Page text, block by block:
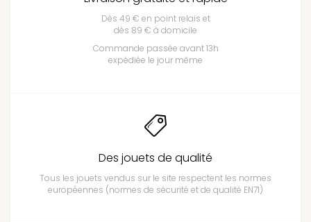
Dès 49 € en point relais et
dès 89 € à domicile
Commande passée avant 13h
expédiée le jour même
Des jouets de qualité
Tous les jouets vendus sur le site respectent les normes
européennes (normes de sécurité et de qualité EN71)